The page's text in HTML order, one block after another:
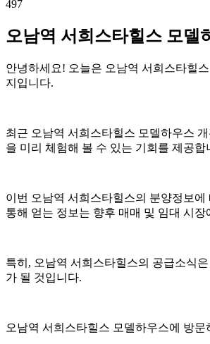
497
오남역 서희스타힐스 모델
안녕하세요! 오늘은 오남역 서희스타힐
지입니다.
최근 오남역 서희스타힐스 모델하우스
을 미리 체험해 볼 수 있는 기회를 제공합
이번 오남역 서희스타힐스의 분양정보
통해 얻는 정보는 향후 매매 및 임대 시
특히, 오남역 서희스타힐스의 공급소식
가 될 것입니다.
오남역 서희스타힐스 모델하우스에 방